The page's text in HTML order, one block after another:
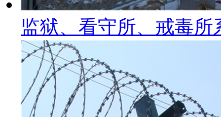
监狱、看守所、戒毒